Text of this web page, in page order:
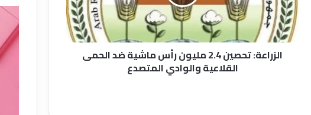
ماشية
ضد
الحمى
القلاعية
والوادي
المتصدع
الزراعة: تحصين 2.4 مليون رأس ماشية ضد الحمى
القلاعية والوادي المتصدع